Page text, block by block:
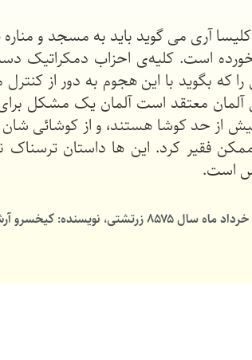
آری می گوید باید به مسجد و
خورده است. کلیه‌ی احزاب
را که بگوید با این هجوم به دور از
آلمان معتقد است آلمان یک مشکل
از حد کوشا هستند، و از کوشائی
فقیر کرد. این ها داستان ترسناک
است.
کیخسرو